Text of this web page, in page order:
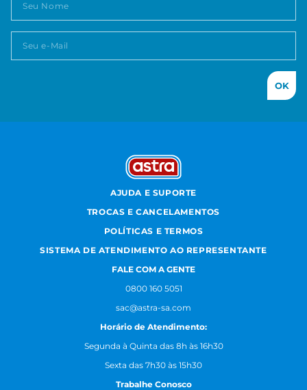
OK
AJUDA E SUPORTE
TROCAS E CANCELAMENTOS
POLÍTICAS E TERMOS
SISTEMA DE ATENDIMENTO AO REPRESENTANTE
FALE COM A GENTE
0800 160 5051
sac@astra-sa.com
Horário de Atendimento:
Segunda à Quinta das 8h às 16h30
Sexta das 7h30 às 15h30
Trabalhe Conosco